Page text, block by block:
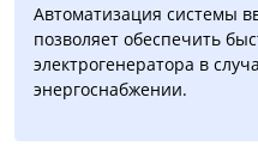
Автоматизация системы
позволяет обеспечить
электрогенератора в
энергоснабжении.